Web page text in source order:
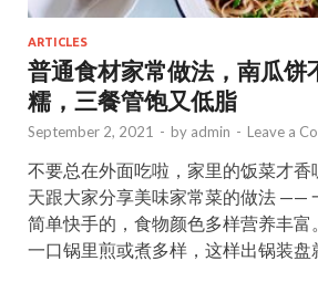
ARTICLES
普通食材家常做法，南瓜饼
糯，三餐管饱又低脂
September 2, 2021 - by admin - Leave a
不要总在外面吃啦，家里的饭菜才香
天跟大家分享美味家常菜的做法 ——
简单快手的，食物颜色多样营养丰富
一口锅里煎或煮多样，这样出锅装盘